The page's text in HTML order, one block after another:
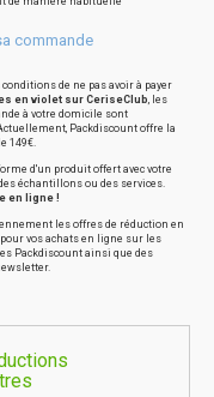
commande
de ne pas avoir à payer
en violet sur CeriseClub, les
à votre domicile sont
Packdiscount offre la
149€.
d'un produit offert avec votre
échantillons ou des services.
en ligne !
les offres de réduction en
vos achats en ligne sur les
Packdiscount ainsi que des